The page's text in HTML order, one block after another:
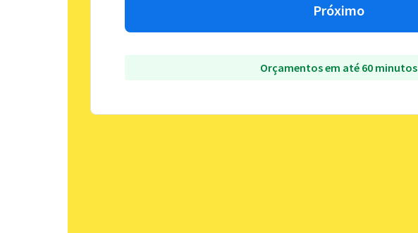
Próximo
Orçamentos em até 60 minutos